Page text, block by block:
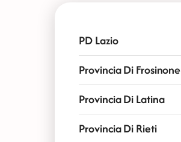
PD Lazio
Provincia Di Frosinone
Provincia Di Latina
Provincia Di Rieti